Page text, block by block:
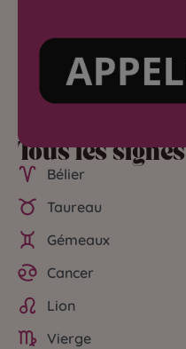
Tous les signes
Bélier
Taureau
Gémeaux
Cancer
Lion
Vierge